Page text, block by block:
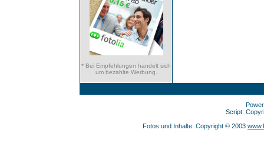
* Bei Empfehlungen handelt sich
um bezahlte Werbung.
Script:
Fotos und Inhalte: Copyright © 2003